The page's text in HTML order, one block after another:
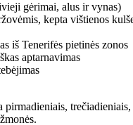
gėrimai, alus ir vynas)
kepta vištienos
iš Tenerifės pietinės zonos
aptarnavimas